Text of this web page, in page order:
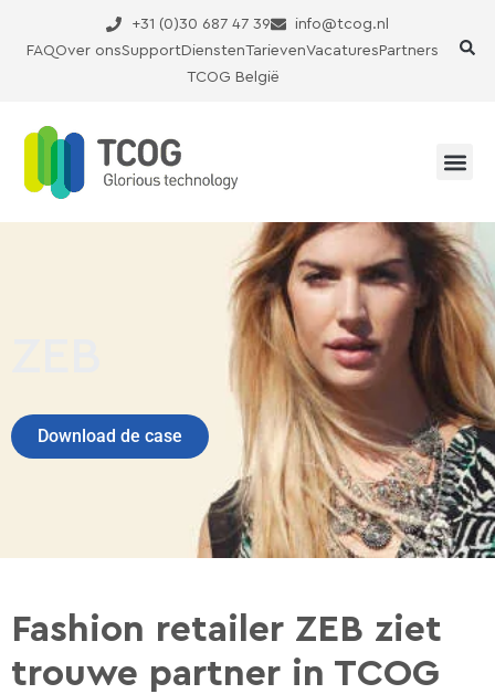
+31 (0)30 687 47 39
info@tcog.nl
FAQOver onsSupportDienstenTarievenVacatures Partners
TCOG België
Download de case
Fashion retailer ZEB ziet
trouwe partner in TCOG